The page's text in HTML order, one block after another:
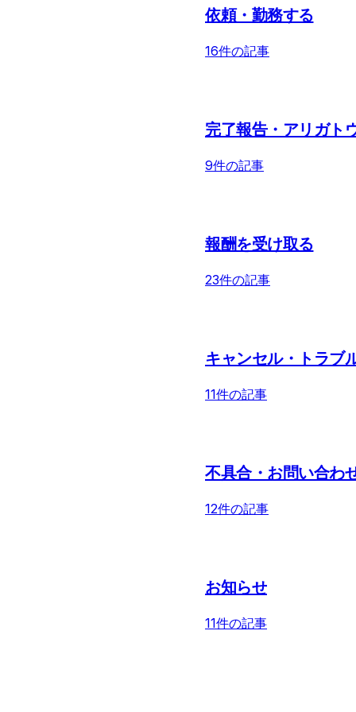
依頼・勤務する
16件の記事
完了報告・アリガト
9件の記事
報酬を受け取る
23件の記事
キャンセル・トラブ
11件の記事
不具合・お問い合わ
12件の記事
お知らせ
11件の記事